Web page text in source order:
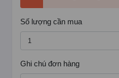
Số lượng cần mua
Ghi chú đơn hàng